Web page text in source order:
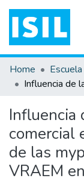
All of DSpace
Statistics
Documentos ▾
Home
Influencia
comercial
de las
VRAEM